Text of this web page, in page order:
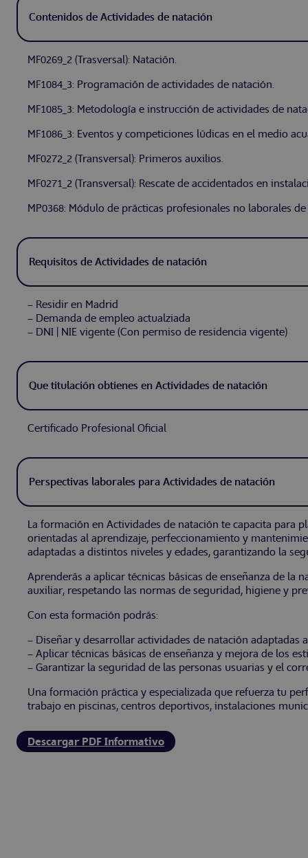
Contenidos de Actividades de natación
MF0269_2 (Trasversal): Natación.
MF1084_3: Programación de actividades de natación.
MF1085_3: Metodología e instrucción de actividades de
MF1086_3: Eventos y competiciones lúdicas en el medio
MF0272_2 (Transversal): Primeros auxilios.
MF0271_2 (Transversal): Rescate de accidentados en
MP0368: Módulo de prácticas profesionales no laborales
Requisitos de Actividades de natación
– Residir en Madrid
– Demanda de empleo actualziada
– DNI | NIE vigente (Con permiso de residencia vigente)
Que titulación obtienes en Actividades de natación
Certificado Profesional Oficial
Perspectivas laborales para Actividades de natación
La formación en Actividades de natación te capacita para
orientadas al aprendizaje, perfeccionamiento y
adaptadas a distintos niveles y edades, garantizando la
Aprenderás a aplicar técnicas básicas de enseñanza de la
auxiliar, respetando las normas de seguridad, higiene y
Con esta formación podrás:
– Diseñar y desarrollar actividades de natación adaptadas
– Aplicar técnicas básicas de enseñanza y mejora de los
– Garantizar la seguridad de las personas usuarias y el
Una formación práctica y especializada que refuerza tu
trabajo en piscinas, centros deportivos, instalaciones
Descargar PDF Informativo